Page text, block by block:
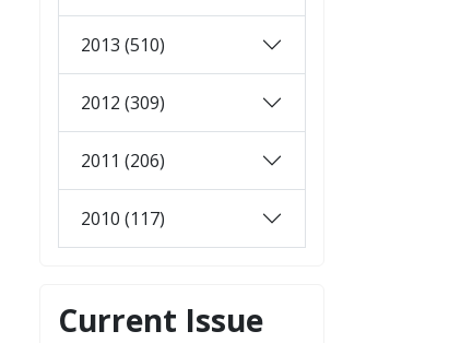
2013 (510)
2012 (309)
2011 (206)
2010 (117)
Current Issue